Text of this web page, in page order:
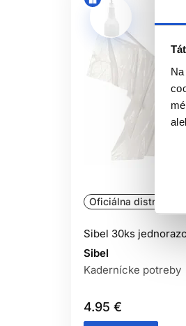
Oficiálna distribúcia
Sibel 30ks
Sibel
Kadernícke potreby
4.95 €